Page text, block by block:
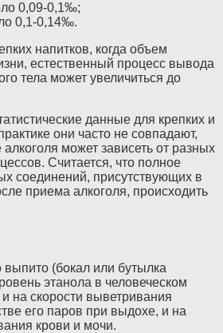
0,09-0,1‰;
0,1-0,14‰.
напитков, когда объем
естественный процесс вывода
тела может увеличиться до
данные для крепких и
они часто не совпадают,
может зависеть от разных
Считается, что полное
соединений, присутствующих в
приема алкоголя, происходить
выпито (бокал или бутылка
этанола в человеческом
на скорости выветривания
его паров при выдохе, и на
крови и мочи.